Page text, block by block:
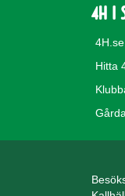
4H i
4H.se
Hitta